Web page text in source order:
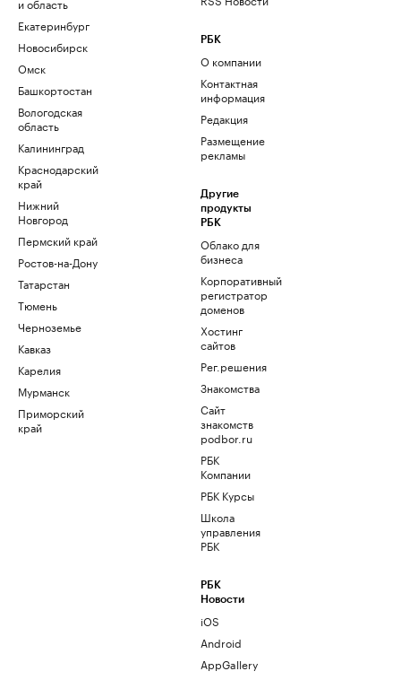
Екатеринбург
Новосибирск
Омск
Башкортостан
Вологодская
область
Калининград
Краснодарский
край
Нижний
Новгород
Пермский край
Ростов-на-Дону
Татарстан
Тюмень
Черноземье
Кавказ
Карелия
Мурманск
Приморский
край
РБК
О компании
Контактная
информация
Редакция
Размещение
рекламы
Другие
продукты
РБК
Облако для
бизнеса
Корпоративный
регистратор
доменов
Хостинг
сайтов
Рег.решения
Знакомства
Сайт
знакомств
podbor.ru
РБК
Компании
РБК Курсы
Школа
управления
РБК
РБК
Новости
iOS
Android
AppGallery